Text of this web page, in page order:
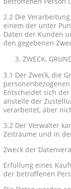
2.2 Die
einem der unter
Daten der Kunden
den gegebenen
ZWECK,
3.1 Der Zweck, die
Entscheidet sich
anstelle der
verarbeitet, aber
3.2 Der Verwalter
Zeiträume und in
Zweck der
Erfüllung eines
der betroffenen